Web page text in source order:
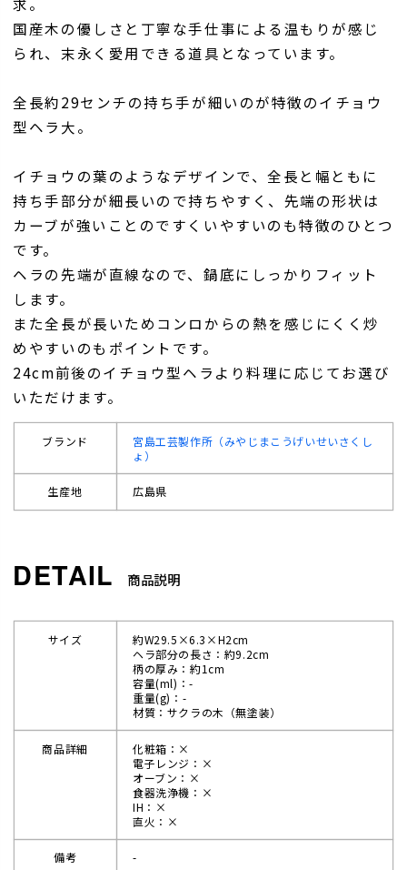
国産木の優しさと丁寧な手仕事による温もりが感じ
られ、末永く愛用できる道具となっています。
全長約29センチの持ち手が細いのが特徴のイチョウ
型ヘラ大。
イチョウの葉のようなデザインで、全長と幅ともに
持ち手部分が細長いので持ちやすく、先端の形状は
カーブが強いことのですくいやすいのも特徴のひとつ
です。
ヘラの先端が直線なので、鍋底にしっかりフィット
します。
また全長が長いためコンロからの熱を感じにくく炒
めやすいのもポイントです。
24cm前後のイチョウ型ヘラより料理に応じてお選び
いただけます。
ブランド
宮島工芸製作所（みやじまこうげいせいさくし
ょ）
生産地 広島県
商品説明
サイズ
約W29.5×6.3×H2cm
ヘラ部分の長さ：約9.2cm
柄の厚み：約1cm
容量(ml)：-
重量(g)：-
材質：サクラの木（無塗装）
商品詳細
化粧箱：×
電子レンジ：×
オーブン：×
食器洗浄機：×
IH：×
直火：×
備考 -